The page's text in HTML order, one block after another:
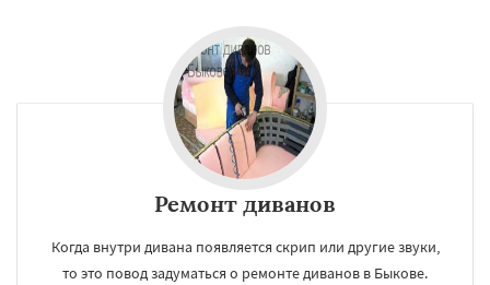
Ремонт диванов
Когда внутри дивана появляется скрип или другие звуки,
то это повод задуматься о ремонте диванов в Быкове.